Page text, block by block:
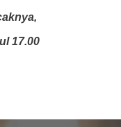
17.00